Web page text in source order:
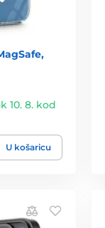
10. 8. kod
U košaricu